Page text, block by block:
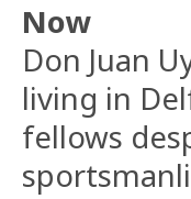
Now
Don Juan
living in
fellows